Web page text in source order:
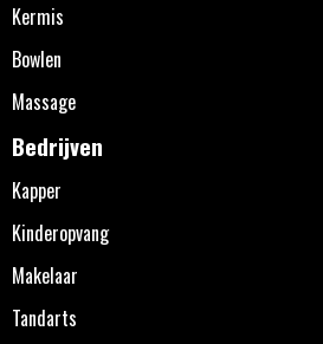
Kermis
Bowlen
Massage
Bedrijven
Kapper
Kinderopvang
Makelaar
Tandarts